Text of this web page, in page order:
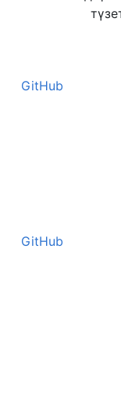
GitHub
GitHub